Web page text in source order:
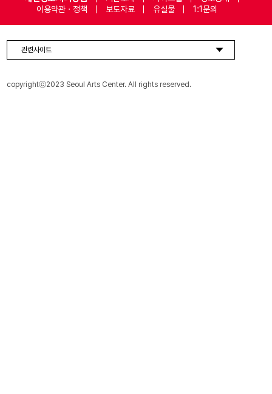
이용약관 · 정책
보도자료 유실물 1:1문의
copyrightⓒ2023 Seoul Arts Center. All rights reserved.
관련사이트